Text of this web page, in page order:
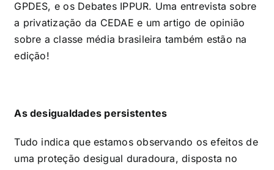
GPDES, e os Debates IPPUR. Uma entrevista sobre
a privatização da CEDAE e um artigo de opinião
sobre a classe média brasileira também estão na
edição!
As desigualdades persistentes
Tudo indica que estamos observando os efeitos de
uma proteção desigual duradoura, disposta no